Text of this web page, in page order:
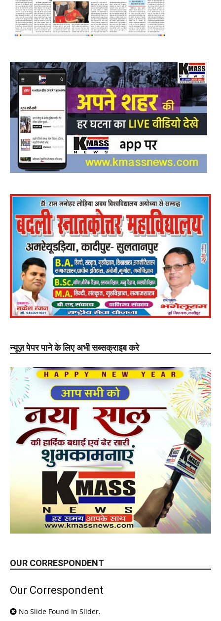
न्यूज़ पेपर पाने के लिए अभी सब्सक्राइब करे
OUR CORRESPONDENT
Our Correspondent
No Slide Found In Slider.